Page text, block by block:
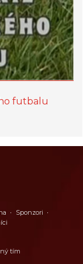
futbalu
Sponzori
tím